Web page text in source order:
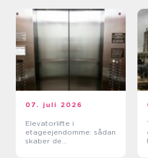
07. juli 2026
Elevatorlifte i
etageejendomme: sådan
skaber de